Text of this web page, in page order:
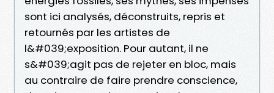
sont ici analysés, déconstruits, repris et
retournés par les artistes de
l&#039;exposition. Pour autant, il ne
s&#039;agit pas de rejeter en bloc, mais
au contraire de faire prendre conscience,